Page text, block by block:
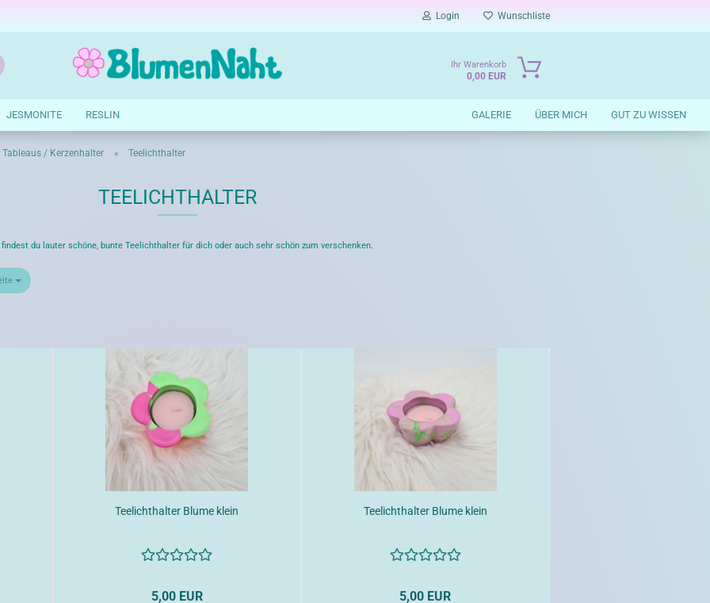
Login Wunschliste
Suche...
Ihr Warenkorb
0,00 EUR
JESMONITE RESLIN GALERIE ÜBER MICH GUT ZU WISSEN
Tableaus / Kerzenhalter » Teelichthalter
TEELICHTHALTER
findest du lauter schöne, bunte Teelichthalter für dich oder auch sehr schön zum verschenken.
Teelichthalter Blume klein
5,00 EUR
Teelichthalter Blume klein
5,00 EUR